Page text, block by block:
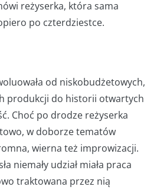
reżyserka, która sama
po czterdziestce.
od niskobudżetowych,
produkcji do historii otwartych
Choć po drodze reżyserka
w doborze tematów
wierna też improwizacji.
niemały udział miała praca
traktowana przez nią